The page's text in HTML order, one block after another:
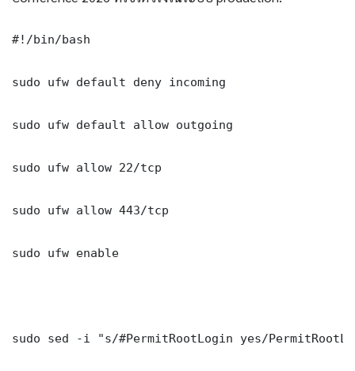
#!/bin/bash
sudo ufw default deny incoming
sudo ufw default allow outgoing
sudo ufw allow 22/tcp
sudo ufw allow 443/tcp
sudo ufw enable
sudo sed -i "s/#PermitRootLogin yes/